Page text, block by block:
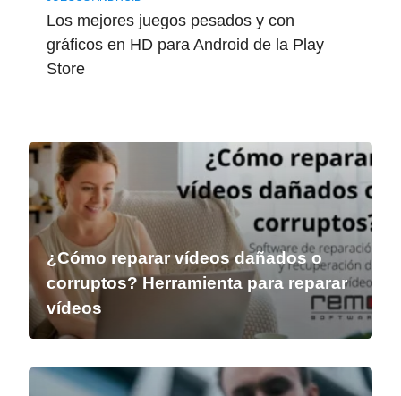
Los mejores juegos pesados y con
gráficos en HD para Android de la Play
Store
¿Cómo reparar vídeos dañados o
corruptos? Herramienta para reparar
vídeos